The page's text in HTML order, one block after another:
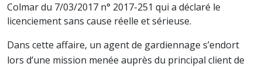
Colmar du 7/03/2017 n° 2017-251 qui a déclaré le
licenciement sans cause réelle et sérieuse.
Dans cette affaire, un agent de gardiennage s’endort
lors d’une mission menée auprès du principal client de